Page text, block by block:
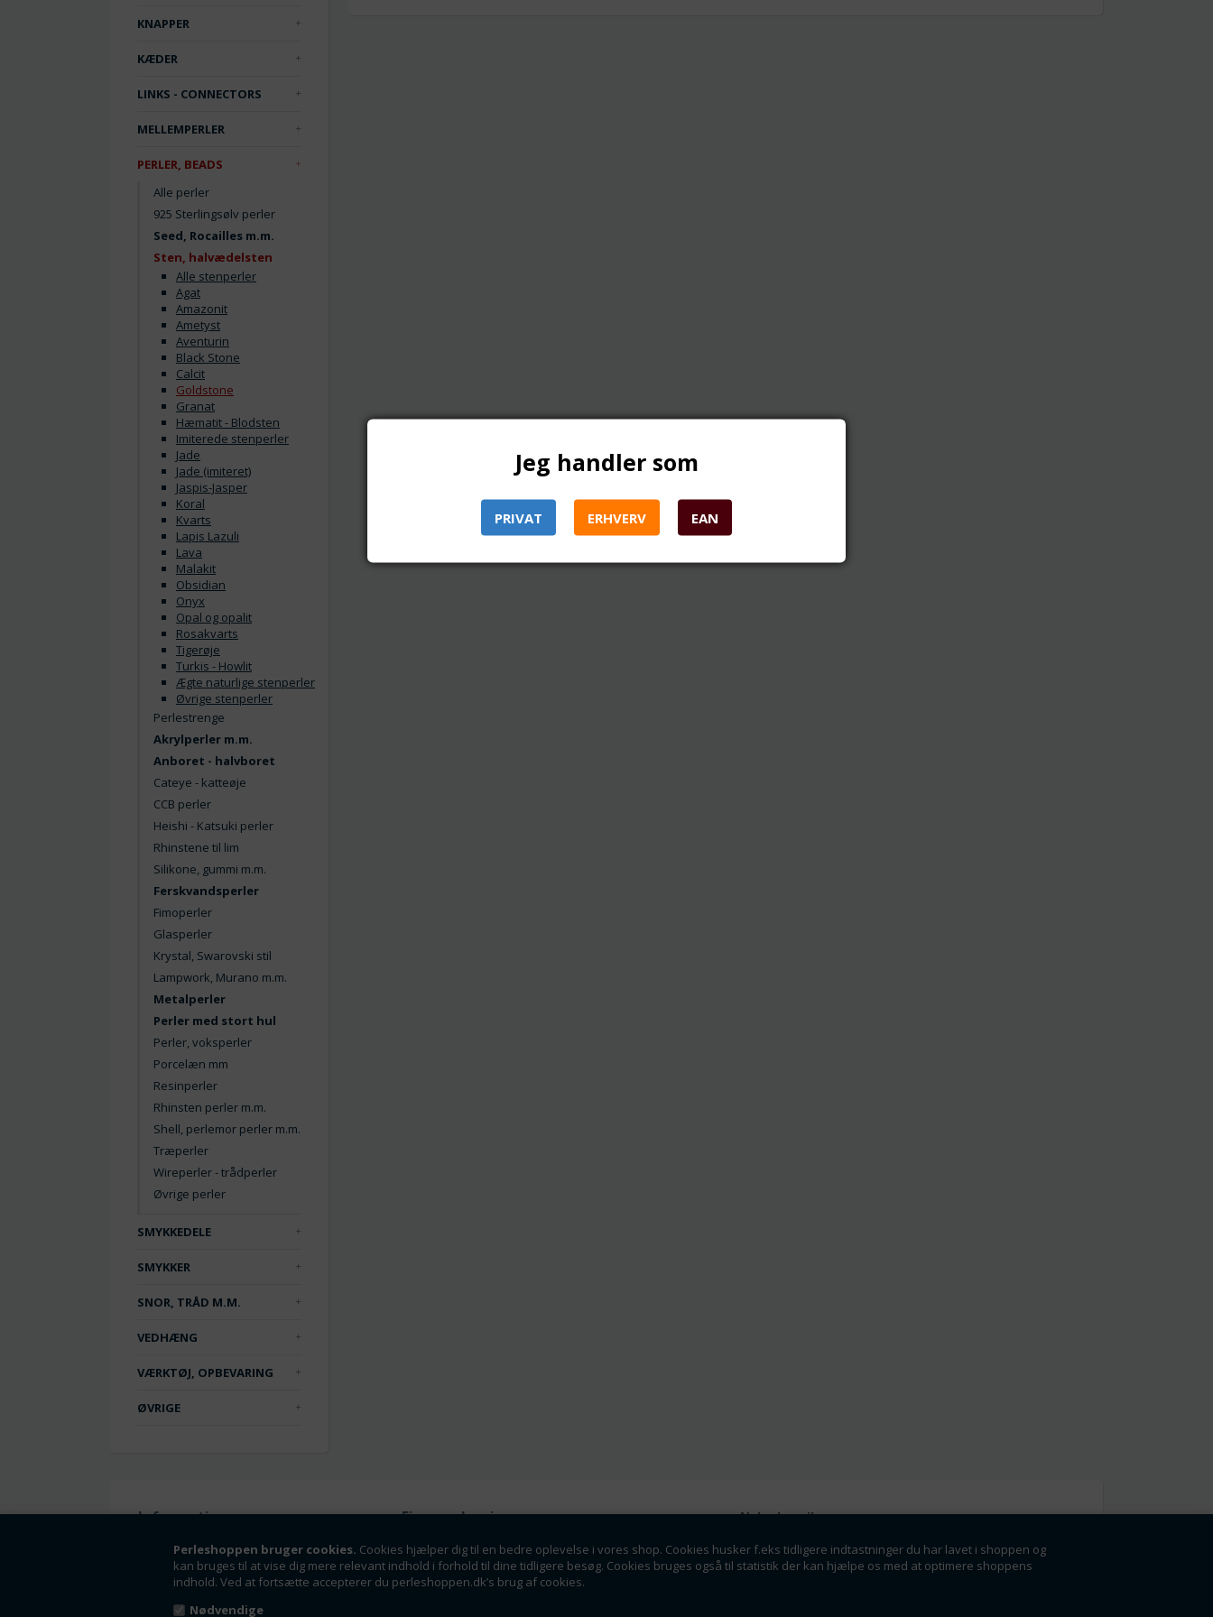
Perleshoppen bruger cookies. Cookies hjælper dig til en bedre oplevelse i vores shop. Cookies husker f.eks tidligere indtastninger du har lavet i shoppen og
kan bruges til at vise dig mere relevant indhold i forhold til dine tidligere besøg. Cookies bruges også til statistik der kan hjælpe os med at optimere shoppens
indhold. Ved at fortsætte accepterer du perleshoppen.dk’s brug af cookies.
Nødvendige
KNAPPER
KÆDER
LINKS - CONNECTORS
MELLEMPERLER
PERLER, BEADS
Alle perler
925 Sterlingsølv perler
Seed, Rocailles m.m.
Sten, halvædelsten
Alle stenperler
Agat
Amazonit
Ametyst
Aventurin
Black Stone
Calcit
Goldstone
Granat
Hæmatit - Blodsten
Imiterede stenperler
Jade
Jade (imiteret)
Jaspis-Jasper
Koral
Kvarts
Lapis Lazuli
Lava
Malakit
Obsidian
Onyx
Opal og opalit
Rosakvarts
Tigerøje
Turkis - Howlit
Ægte naturlige stenperler
Øvrige stenperler
Perlestrenge
Akrylperler m.m.
Anboret - halvboret
Cateye - katteøje
CCB perler
Heishi - Katsuki perler
Rhinstene til lim
Silikone, gummi m.m.
Ferskvandsperler
Fimoperler
Glasperler
Krystal, Swarovski stil
Lampwork, Murano m.m.
Metalperler
Perler med stort hul
Perler, voksperler
Porcelæn mm
Resinperler
Rhinsten perler m.m.
Shell, perlemor perler m.m.
Træperler
Wireperler - trådperler
Øvrige perler
SMYKKEDELE
SMYKKER
SNOR, TRÅD M.M.
VEDHÆNG
VÆRKTØJ, OPBEVARING
ØVRIGE
Information
Handelsbetingelser
Fortrydelsesret
Nyheder
Firmaoplysninger
Perleshoppen ApS
Linde Allé 8
6400 Sønderborg
Nyhedsmail
Tilmeld dig vores nyhedsbrev og få rabatter og
tilbud som en af de første.
Jeg handler som
PRIVAT ERHVERV EAN